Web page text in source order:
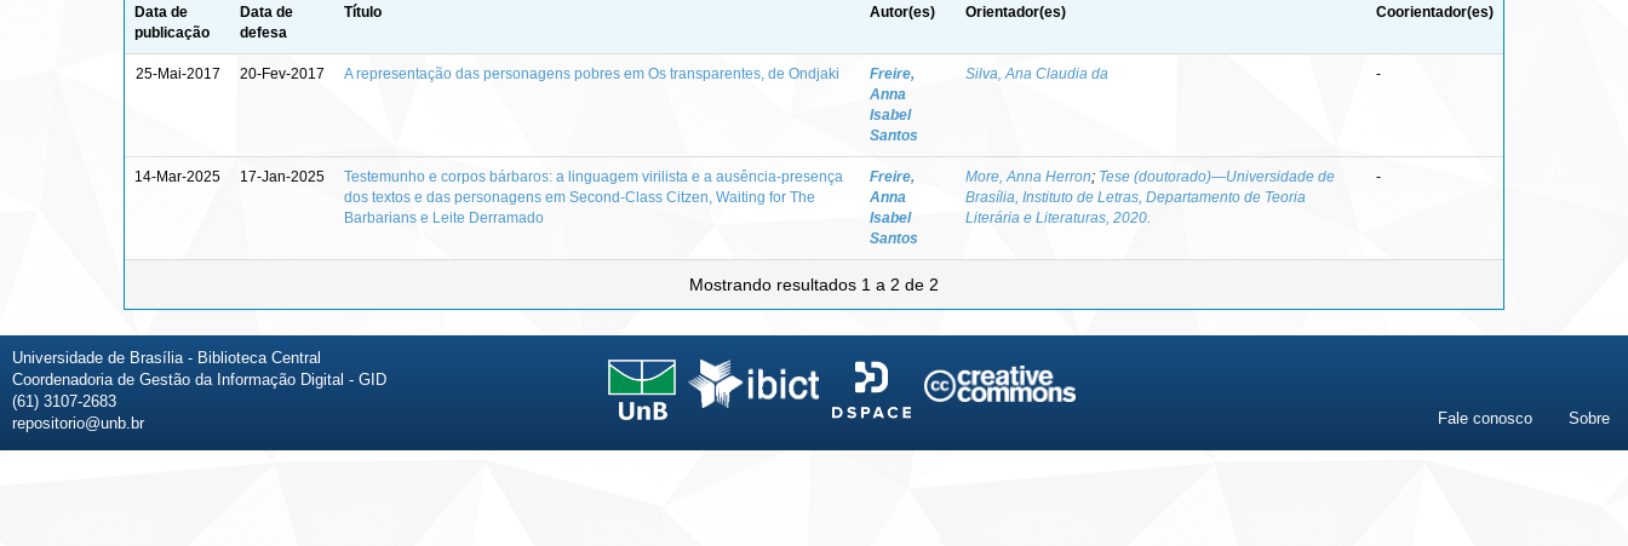
Data de
publicação
Data de
defesa
Título Autor(es) Orientador(es) Coorientador(es)
25-Mai-2017 20-Fev-2017 A representação das personagens pobres em Os transparentes, de Ondjaki
Freire,
Anna
Isabel
Santos
Silva, Ana Claudia da -
14-Mar-2025 17-Jan-2025
Testemunho e corpos bárbaros: a linguagem virilista e a ausência-presença
dos textos e das personagens em Second-Class Citzen, Waiting for The
Barbarians e Leite Derramado
Freire,
Anna
Isabel
Santos
More, Anna Herron; Tese (doutorado)—Universidade de
Brasília, Instituto de Letras, Departamento de Teoria
Literária e Literaturas, 2020.
-
Mostrando resultados 1 a 2 de 2
Universidade de Brasília - Biblioteca Central
Coordenadoria de Gestão da Informação Digital - GID
(61) 3107-2683
repositorio@unb.br
Fale conosco Sobre